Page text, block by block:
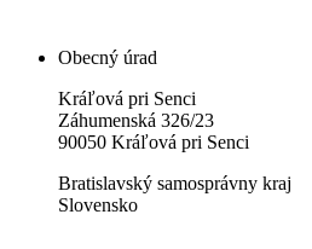
Obecný úrad
Kráľová pri Senci
Záhumenská 326/23
90050 Kráľová pri Senci
Bratislavský samosprávny kraj
Slovensko